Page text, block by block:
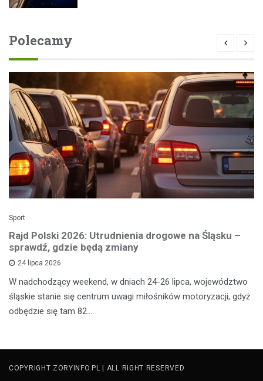
Polecamy
Sport
Rajd Polski 2026: Utrudnienia drogowe na Śląsku –
sprawdź, gdzie będą zmiany
24 lipca 2026
W nadchodzący weekend, w dniach 24-26 lipca, województwo
śląskie stanie się centrum uwagi miłośników motoryzacji, gdyż
odbędzie się tam 82.…
COPYRIGHT ZORYINFO.PL | ALL RIGHT RESERVED